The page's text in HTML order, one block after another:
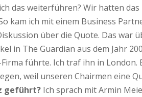
das weiterführen? Wir hatten
kam ich mit einem Business
über die Quote. Das war
in The Guardian aus dem Jahr
führte. Ich traf ihn in London.
weil unseren Chairmen eine
geführt? Ich sprach mit Armin